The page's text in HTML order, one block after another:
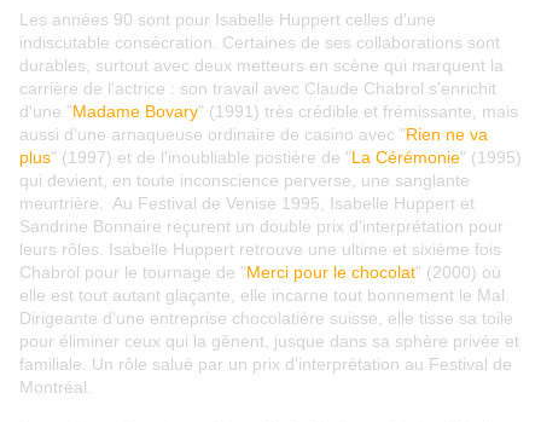
Les années 90 sont pour Isabelle Huppert celles d'une
indiscutable consécration. Certaines de ses collaborations sont
durables, surtout avec deux metteurs en scène qui marquent la
carrière de l'actrice : son travail avec Claude Chabrol s'enrichit
d'une "Madame Bovary" (1991) très crédible et frémissante, mais
aussi d'une arnaqueuse ordinaire de casino avec "Rien ne va
plus" (1997) et de l'inoubliable postière de "La Cérémonie" (1995)
qui devient, en toute inconscience perverse, une sanglante
meurtrière. Au Festival de Venise 1995, Isabelle Huppert et
Sandrine Bonnaire reçurent un double prix d'interprétation pour
leurs rôles. Isabelle Huppert retrouve une ultime et sixième fois
Chabrol pour le tournage de "Merci pour le chocolat" (2000) où
elle est tout autant glaçante, elle incarne tout bonnement le Mal.
Dirigeante d'une entreprise chocolatière suisse, elle tisse sa toile
pour éliminer ceux qui la gênent, jusque dans sa sphère privée et
familiale. Un rôle salué par un prix d'interprétation au Festival de
Montréal.